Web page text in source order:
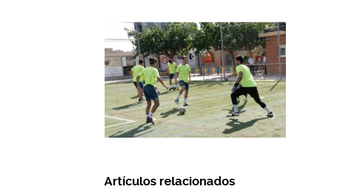
Artículos relacionados